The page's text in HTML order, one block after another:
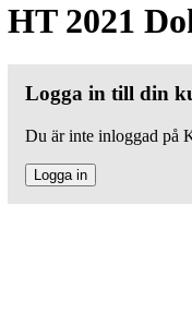
HT 2021
Logga in till din
Du är inte inloggad på
Logga in